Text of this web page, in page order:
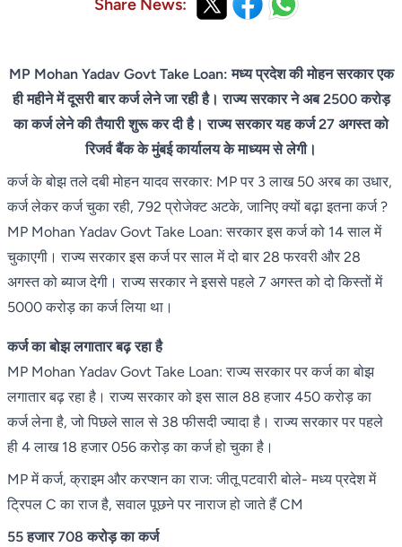
Share News:
MP Mohan Yadav Govt Take Loan: मध्य प्रदेश की मोहन सरकार एक
ही महीने में दूसरी बार कर्ज लेने जा रही है। राज्य सरकार ने अब 2500 करोड़
का कर्ज लेने की तैयारी शुरू कर दी है। राज्य सरकार यह कर्ज 27 अगस्त को
रिजर्व बैंक के मुंबई कार्यालय के माध्यम से लेगी।
कर्ज के बोझ तले दबी मोहन यादव सरकार: MP पर 3 लाख 50 अरब का उधार,
कर्ज लेकर कर्ज चुका रही, 792 प्रोजेक्ट अटके, जानिए क्यों बढ़ा इतना कर्ज ?
MP Mohan Yadav Govt Take Loan: सरकार इस कर्ज को 14 साल में
चुकाएगी। राज्य सरकार इस कर्ज पर साल में दो बार 28 फरवरी और 28
अगस्त को ब्याज देगी। राज्य सरकार ने इससे पहले 7 अगस्त को दो किस्तों में
5000 करोड़ का कर्ज लिया था।
कर्ज का बोझ लगातार बढ़ रहा है
MP Mohan Yadav Govt Take Loan: राज्य सरकार पर कर्ज का बोझ
लगातार बढ़ रहा है। राज्य सरकार को इस साल 88 हजार 450 करोड़ का
कर्ज लेना है, जो पिछले साल से 38 फीसदी ज्यादा है। राज्य सरकार पर पहले
ही 4 लाख 18 हजार 056 करोड़ का कर्ज हो चुका है।
MP में कर्ज, क्राइम और करप्शन का राज: जीतू पटवारी बोले- मध्य प्रदेश में
ट्रिपल C का राज है, सवाल पूछने पर नाराज हो जाते हैं CM
55 हजार 708 करोड़ का कर्ज